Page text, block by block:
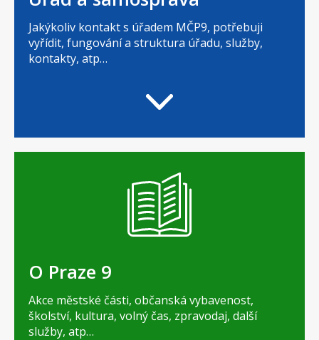
Jakýkoliv kontakt s úřadem MČP9, potřebuji
vyřídit, fungování a struktura úřadu, služby,
kontakty, atp…
O Praze 9
Akce městské části, občanská vybavenost,
školství, kultura, volný čas, zpravodaj, další
služby, atp…